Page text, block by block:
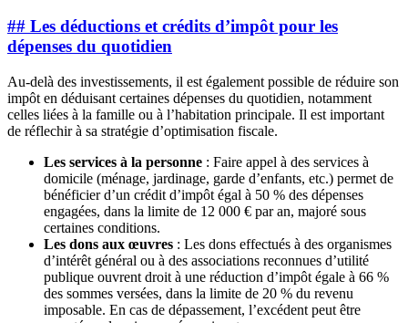
## Les déductions et crédits d’impôt pour les
dépenses du quotidien
Au-delà des investissements, il est également possible de réduire son
impôt en déduisant certaines dépenses du quotidien, notamment
celles liées à la famille ou à l’habitation principale. Il est important
de réflechir à sa stratégie d’optimisation fiscale.
Les services à la personne : Faire appel à des services à
domicile (ménage, jardinage, garde d’enfants, etc.) permet de
bénéficier d’un crédit d’impôt égal à 50 % des dépenses
engagées, dans la limite de 12 000 € par an, majoré sous
certaines conditions.
Les dons aux œuvres : Les dons effectués à des organismes
d’intérêt général ou à des associations reconnues d’utilité
publique ouvrent droit à une réduction d’impôt égale à 66 %
des sommes versées, dans la limite de 20 % du revenu
imposable. En cas de dépassement, l’excédent peut être